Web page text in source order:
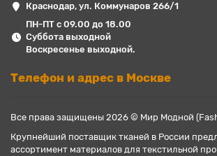
Краснодар, ул. Коммунаров 266/1
ПН-ПТ с 09.00 до 18.00
Суббота выходной
Воскресенье выходной.
Телефон и адрес в Москве
Все права защищены 2026 © Мир Модной
Крупнейший поставщик тканей в России
ассортимент материалов для текстильной